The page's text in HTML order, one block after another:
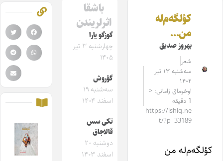
کؤلگه‌م‌له
من…
بهروز صدیق
شعر
سه‌شنبه ۱۳ تیر
۱۴۰۲
اوخوماق زامانی: <
1 دقیقه
https://ishiq.ne
t/?p=33189
کؤلگه‌م‌له من
باشقا
اثرلریندن
گوزگو یارا
چهارشنبه ۳ تیر
۱۴۰۵
گؤروش
سه‌شنبه ۱۹
اسفند ۱۴۰۴
تکی سس
قالاجاق
دوشنبه ۲۰
اسفند ۱۴۰۳